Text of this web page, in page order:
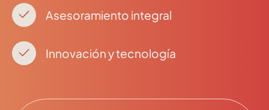
Asesoramiento integral
Innovación y tecnología